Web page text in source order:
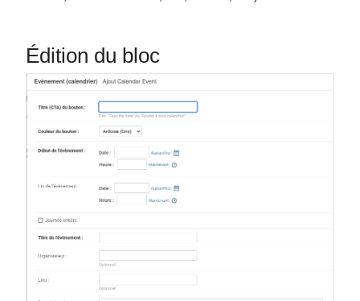
Édition du bloc